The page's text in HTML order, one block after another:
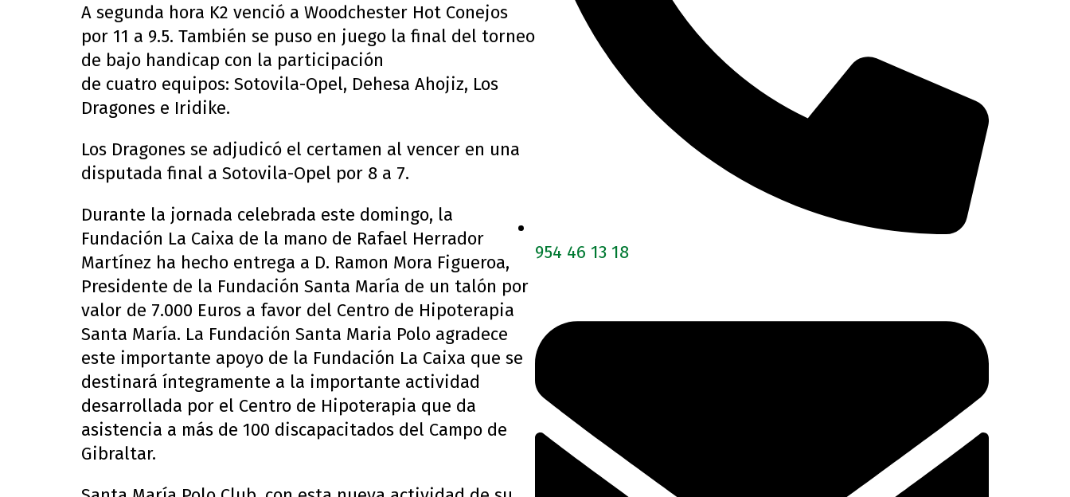
A segunda hora K2 venció a Woodchester Hot Conejos
por 11 a 9.5. También se puso en juego la final del torneo
de bajo handicap con la participación
de cuatro equipos: Sotovila-Opel, Dehesa Ahojiz, Los
Dragones e Iridike.
Los Dragones se adjudicó el certamen al vencer en una
disputada final a Sotovila-Opel por 8 a 7.
Durante la jornada celebrada este domingo, la
Fundación La Caixa de la mano de Rafael Herrador
Martínez ha hecho entrega a D. Ramon Mora Figueroa,
Presidente de la Fundación Santa María de un talón por
valor de 7.000 Euros a favor del Centro de Hipoterapia
Santa María. La Fundación Santa Maria Polo agradece
este importante apoyo de la Fundación La Caixa que se
destinará íntegramente a la importante actividad
desarrollada por el Centro de Hipoterapia que da
asistencia a más de 100 discapacitados del Campo de
Gibraltar.
954 46 13 18